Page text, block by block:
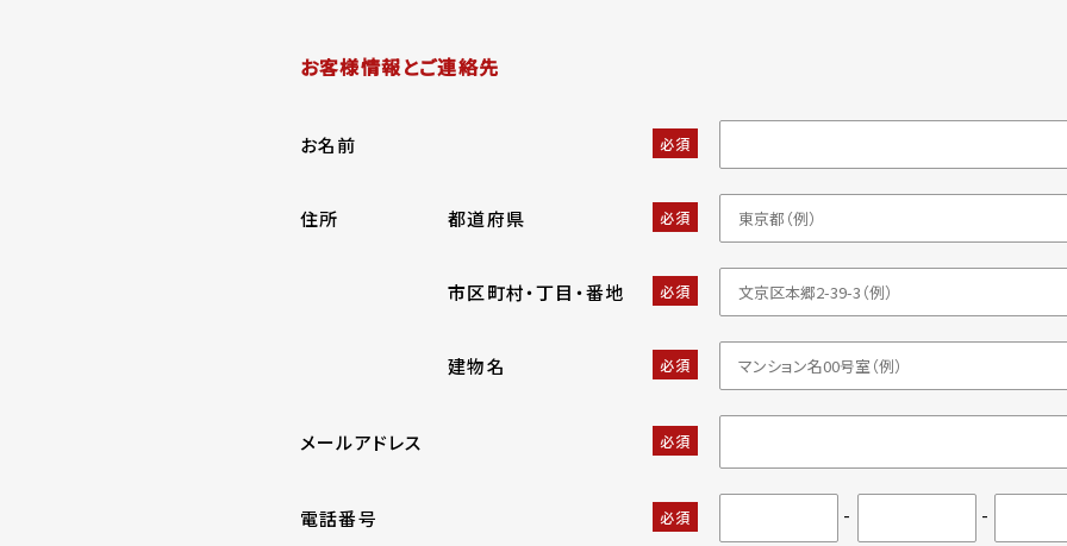
お客様情報とご連絡先
お名前 必須
住所 都道府県 必須
市区町村・丁目・番地 必須
建物名 必須
メールアドレス 必須
電話番号 必須 - -